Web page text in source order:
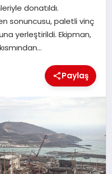
donatıldı.
sonuncusu, paletli vinç
yerleştirildi. Ekipman,
Paylaş